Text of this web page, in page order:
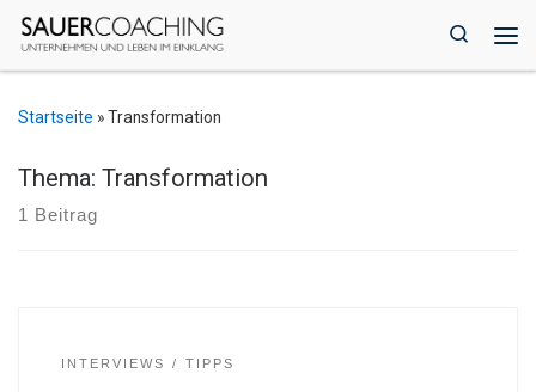
Zum Inhalt springen
Search
Startseite »Transformation
Thema: Transformation
1 Beitrag
INTERVIEWS TIPPS